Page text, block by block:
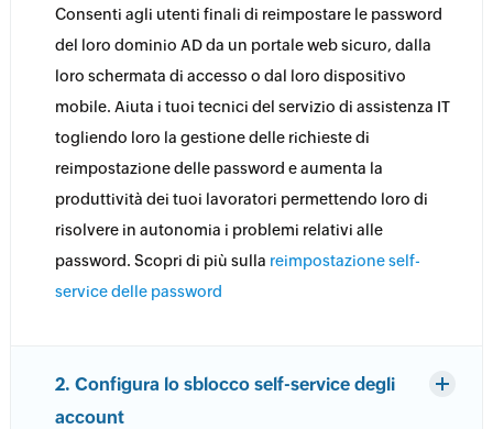
Consenti agli utenti finali di reimpostare le password
del loro dominio AD da un portale web sicuro, dalla
loro schermata di accesso o dal loro dispositivo
mobile. Aiuta i tuoi tecnici del servizio di assistenza IT
togliendo loro la gestione delle richieste di
reimpostazione delle password e aumenta la
produttività dei tuoi lavoratori permettendo loro di
risolvere in autonomia i problemi relativi alle
password. Scopri di più sulla reimpostazione self-
service delle password
2. Configura lo sblocco self-service degli
account